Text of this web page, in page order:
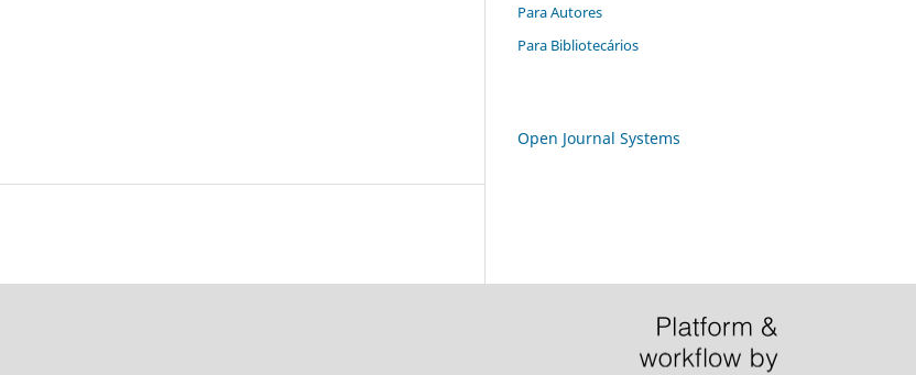
Para Autores
Para Bibliotecários
Open Journal Systems